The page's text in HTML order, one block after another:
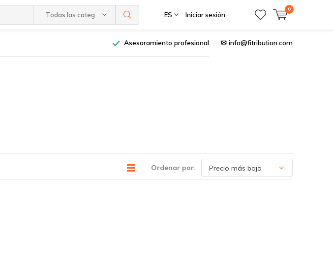
Todas las categorías ES Iniciar sesión
0
Asesoramiento profesional ✉ info@fitribution.com
Ordenar por: